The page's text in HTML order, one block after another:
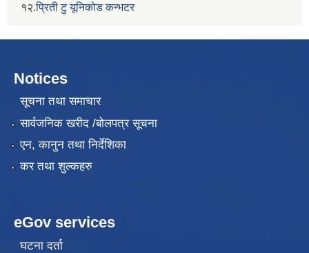
१२.प्रिती टु यूनिकोड कन्भटर
Notices
सूचना तथा समाचार
सार्वजनिक खरीद /बोलपत्र सूचना
एन, कानुन तथा निर्देशिका
कर तथा शुल्कहरु
eGov services
घटना दर्ता